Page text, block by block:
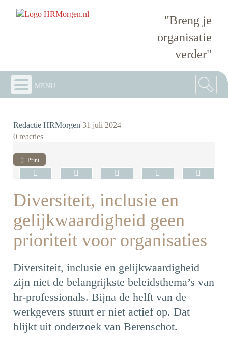
"Breng je
organisatie
verder"
menu
Redactie HRMorgen 31 juli 2024
0 reacties
Print
Diversiteit, inclusie en
gelijkwaardigheid geen
prioriteit voor organisaties
Diversiteit, inclusie en gelijkwaardigheid
zijn niet de belangrijkste beleidsthema’s van
hr-professionals. Bijna de helft van de
werkgevers stuurt er niet actief op. Dat
blijkt uit onderzoek van Berenschot.